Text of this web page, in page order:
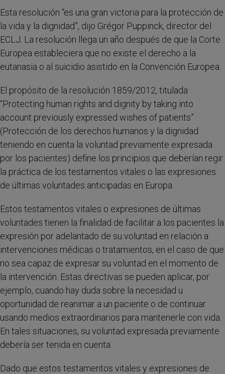
Esta resolución “es una gran victoria para la protección de
la vida y la dignidad”, dijo Grégor Puppinck, director del
ECLJ. La resolución llega un año después de que la Corte
Europea estableciera que no existe el derecho a la
eutanasia o al suicidio asistido en la Convención Europea.
El propósito de la resolución 1859/2012, titulada
“Protecting human rights and dignity by taking into
account previously expressed wishes of patients”
(Protección de los derechos humanos y la dignidad
teniendo en cuenta la voluntad previamente expresada
por los pacientes) define los principios que deberían regir
la práctica de los testamentos vitales o las expresiones
de últimas voluntades anticipadas en Europa.
Estos testamentos vitales o expresiones de últimas
voluntades tienen la finalidad de facilitar a los pacientes la
expresión por adelantado de su voluntad en relación a
intervenciones médicas o tratamientos, en el caso de que
no sea capaz de expresar su voluntad en el momento de
la intervención. Estas directivas se pueden aplicar, por
ejemplo, cuando hay duda sobre la necesidad u
oportunidad de reanimar a un paciente o de continuar
usando medios extraordinarios para mantenerle con vida.
En tales situaciones, su voluntad expresada previamente
debería ser tenida en cuenta.
Dado que estos testamentos vitales y expresiones de